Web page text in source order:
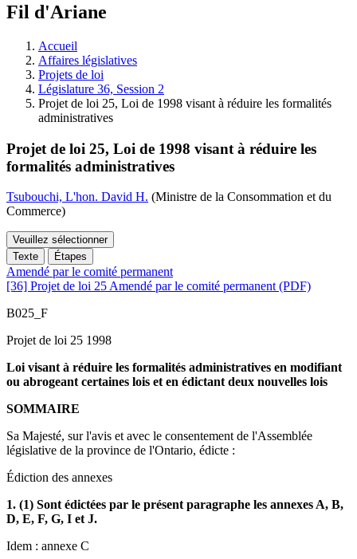
à
législative.
Fil d'Ariane
Accueil
Affaires législatives
Projets de loi
Législature 36, Session 2
Projet de loi 25, Loi de 1998 visant à réduire les formalités
administratives
Projet de loi 25, Loi de 1998 visant à réduire les
formalités administratives
Tsubouchi, L'hon. David H. (Ministre de la Consommation et du
Commerce)
Veuillez sélectionner
Texte
Étapes
Amendé par le comité permanent
[36] Projet de loi 25 Amendé par le comité permanent (PDF)
B025_F
Projet de loi 25 1998
Loi visant à réduire les formalités administratives en modifiant
ou abrogeant certaines lois et en édictant deux nouvelles lois
SOMMAIRE
Sa Majesté, sur l'avis et avec le consentement de l'Assemblée
législative de la province de l'Ontario, édicte :
Édiction des annexes
1. (1) Sont édictées par le présent paragraphe les annexes A, B,
D, E, F, G, I et J.
Idem : annexe C